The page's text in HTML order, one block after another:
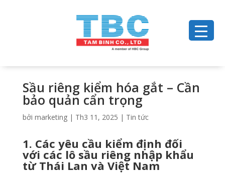
Sầu riêng kiểm hóa gắt – Cần
bảo quản cẩn trọng
bởi marketing| Th3 11, 2025 | Tin tức
1. Các yêu cầu kiểm định đối
với các lô sầu riêng nhập khẩu
từ Thái Lan và Việt Nam